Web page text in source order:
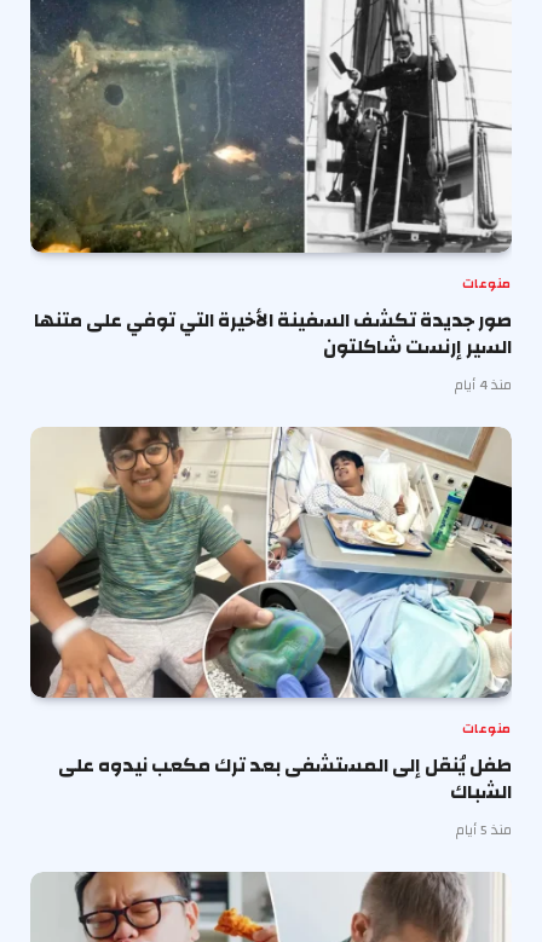
منوعات
صور جديدة تكشف السفينة الأخيرة التي توفي على متنها
السير إرنست شاكلتون
منذ 4 أيام
منوعات
طفل يُنقل إلى المستشفى بعد ترك مكعب نيدوه على
الشباك
منذ 5 أيام